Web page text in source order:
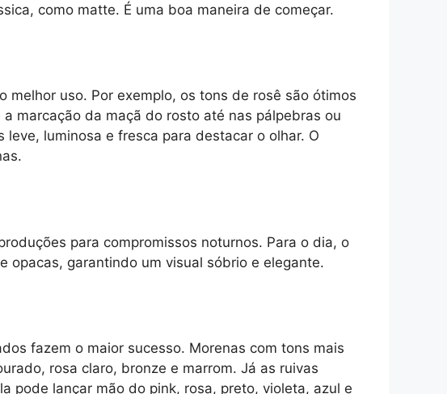
como matte. É uma boa maneira de começar.
uso. Por exemplo, os tons de rosê são ótimos
marcação da maçã do rosto até nas pálpebras ou
luminosa e fresca para destacar o olhar. O
para compromissos noturnos. Para o dia, o
opacas, garantindo um visual sóbrio e elegante.
fazem o maior sucesso. Morenas com tons mais
rosa claro, bronze e marrom. Já as ruivas
pode lançar mão do pink, rosa, preto, violeta, azul e